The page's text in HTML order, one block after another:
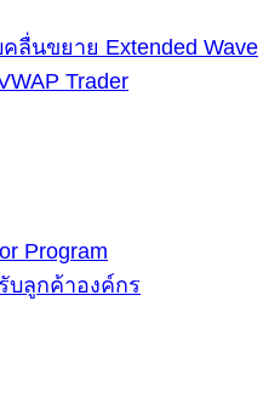
ลื่นขยาย Extended Wave
Trader
Program
บลูกค้าองค์กร